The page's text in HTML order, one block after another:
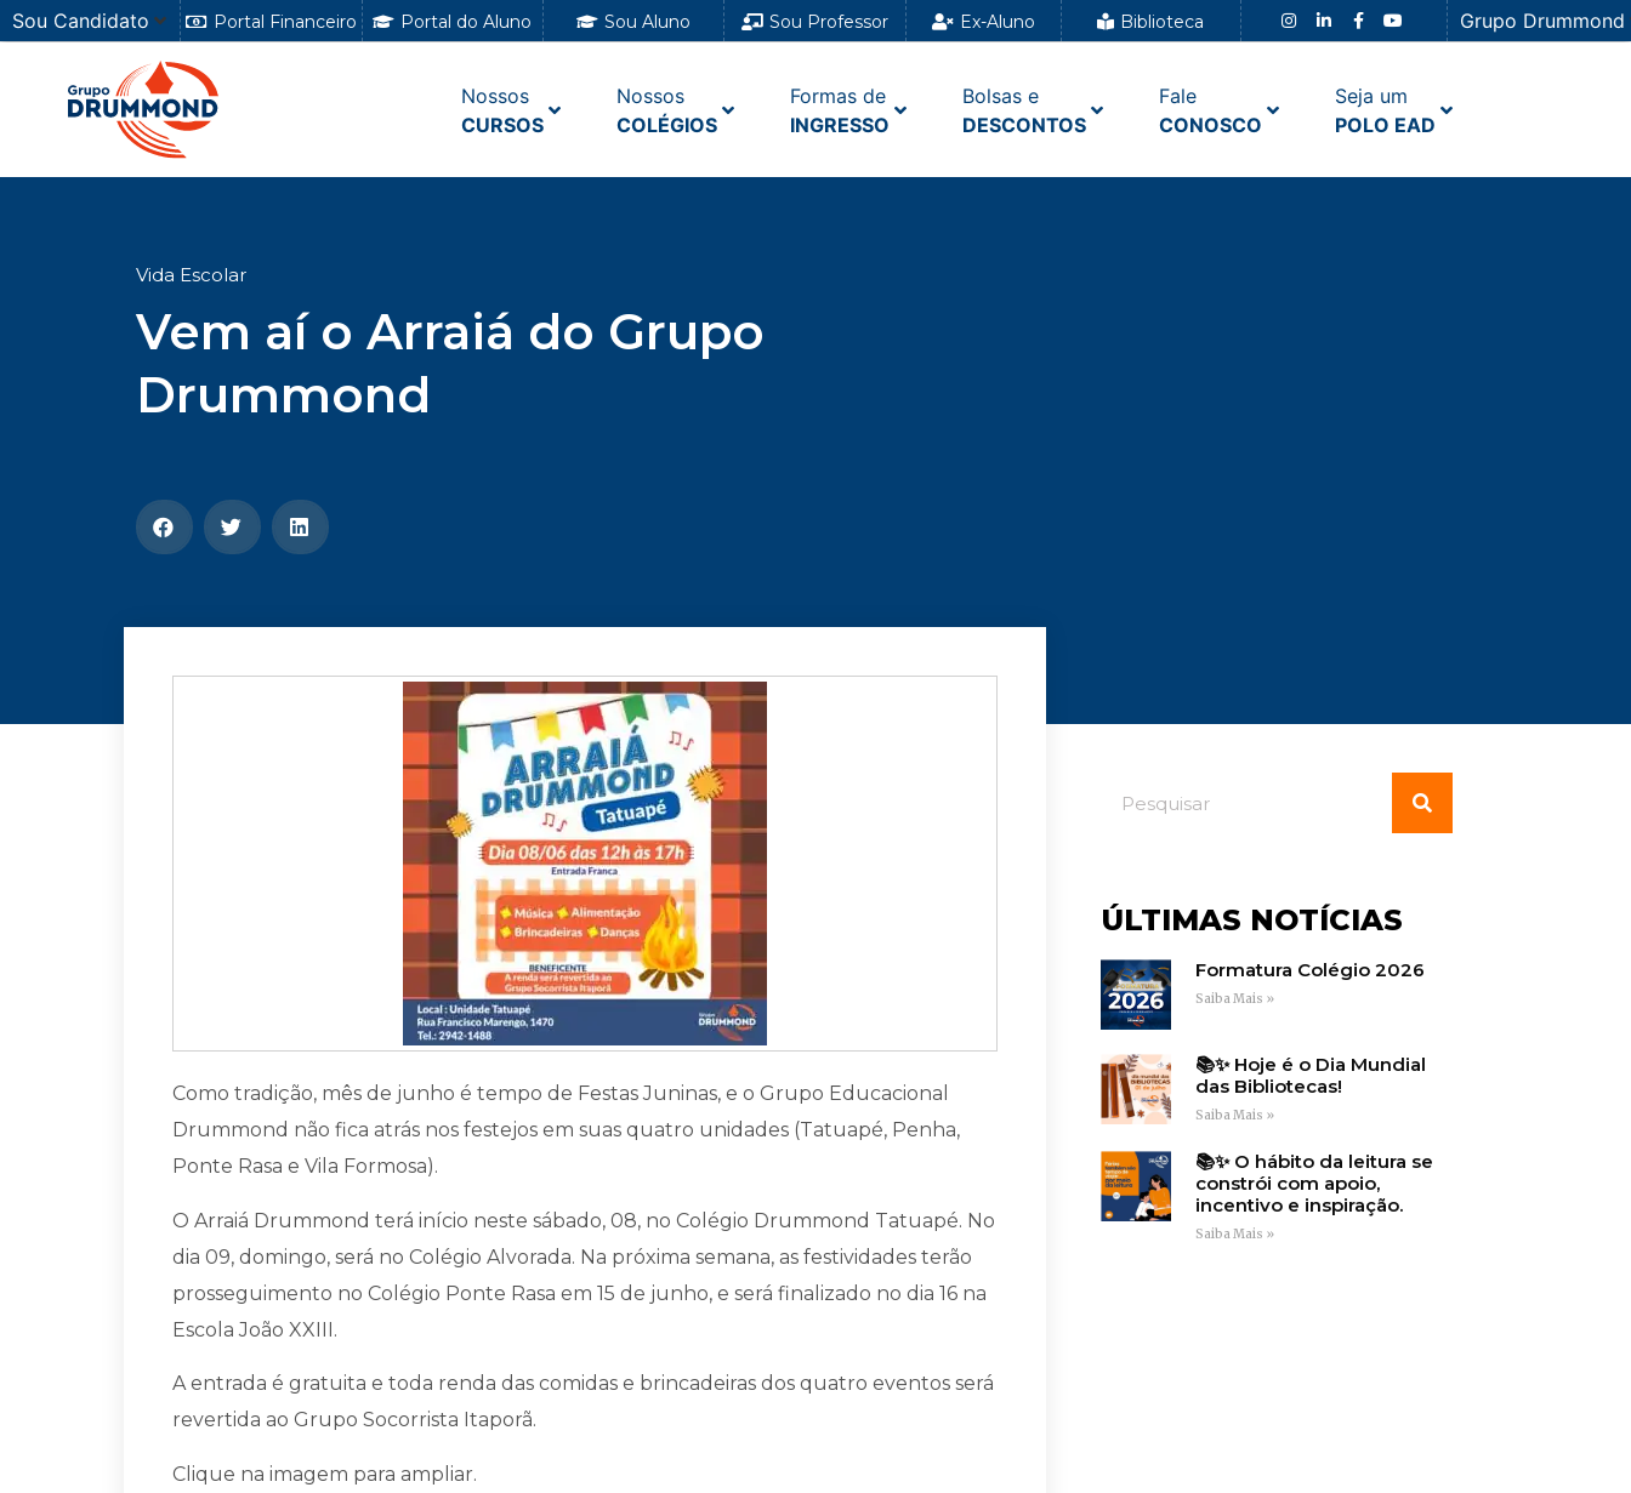
Sou Candidato Portal Financeiro Portal do Aluno Sou Aluno Sou Professor Ex-Aluno Biblioteca Grupo Drummond
Nossos
CURSOS
Nossos
COLÉGIOS
Formas de
INGRESSO
Bolsas e
DESCONTOS
Fale
CONOSCO
Seja um
POLO EAD
Vida Escolar
Vem aí o Arraiá do Grupo
Drummond
Como tradição, mês de junho é tempo de Festas Juninas, e o Grupo Educacional
Drummond não fica atrás nos festejos em suas quatro unidades (Tatuapé, Penha,
Ponte Rasa e Vila Formosa).
O Arraiá Drummond terá início neste sábado, 08, no Colégio Drummond Tatuapé. No
dia 09, domingo, será no Colégio Alvorada. Na próxima semana, as festividades terão
prosseguimento no Colégio Ponte Rasa em 15 de junho, e será finalizado no dia 16 na
Escola João XXIII.
A entrada é gratuita e toda renda das comidas e brincadeiras dos quatro eventos será
revertida ao Grupo Socorrista Itaporã.
Clique na imagem para ampliar.
ÚLTIMAS NOTÍCIAS
Formatura Colégio 2026
Saiba Mais »
📚✨ Hoje é o Dia Mundial
das Bibliotecas!
Saiba Mais »
📚✨ O hábito da leitura se
constrói com apoio,
incentivo e inspiração.
Saiba Mais »